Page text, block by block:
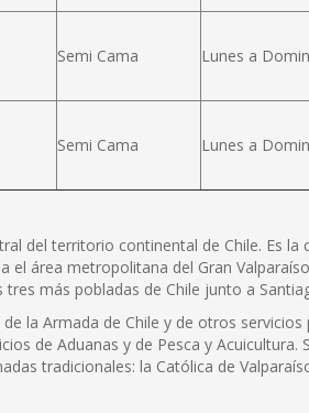
Semi Cama Lunes a
Semi Cama Lunes a
del territorio continental de Chile. Es
el área metropolitana del Gran
más pobladas de Chile junto a
la Armada de Chile y de otros
de Aduanas y de Pesca y
tradicionales: la Católica de